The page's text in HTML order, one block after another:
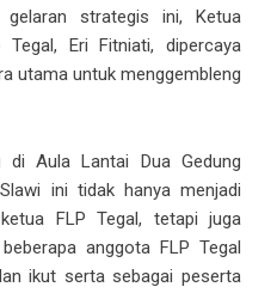
gelaran strategis ini, Ketua
Eri Fitniati, dipercaya
utama untuk menggembleng
di Aula Lantai Dua Gedung
ini tidak hanya menjadi
FLP Tegal, tetapi juga
anggota FLP Tegal
ikut serta sebagai peserta